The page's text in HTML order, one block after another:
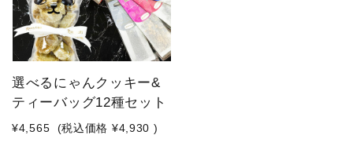
選べるにゃんクッキー&
ティーバッグ12種セット
¥4,565 (税込価格 ¥4,930 )